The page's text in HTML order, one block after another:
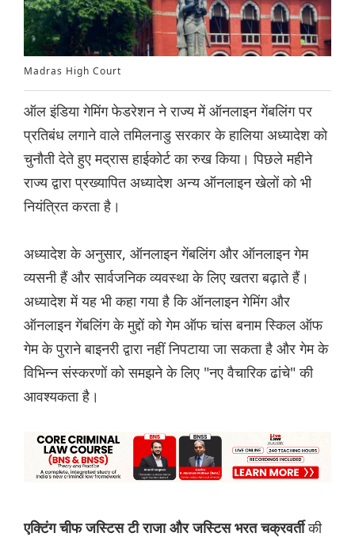
Madras High Court
ऑल इंडिया गेमिंग फेडरेशन ने राज्य में ऑनलाइन गेंबलिंग पर
प्रतिबंध लगाने वाले तमिलनाडु सरकार के हालिया अध्यादेश को
चुनौती देते हुए मद्रास हाईकोर्ट का रुख किया। पिछले महीने
राज्य द्वारा प्रख्यापित अध्यादेश अन्य ऑनलाइन खेलों को भी
नियंत्रित करता है।
अध्यादेश के अनुसार, ऑनलाइन गेंबलिंग और ऑनलाइन गेम
व्यसनी हैं और सार्वजनिक व्यवस्था के लिए खतरा बढ़ाते हैं।
अध्यादेश में यह भी कहा गया है कि ऑनलाइन गेमिंग और
ऑनलाइन गेंबलिंग के मुद्दों को गेम ऑफ चांस बनाम स्किल ऑफ
गेम के पुराने बाइनरी द्वारा नहीं निपटाया जा सकता है और गेम के
विभिन्न संस्करणों को समझने के लिए "नए वैचारिक ढांचे" की
आवश्यकता है।
एक्टिंग चीफ जस्टिस टी राजा और जस्टिस भरत चक्रवर्तीकी